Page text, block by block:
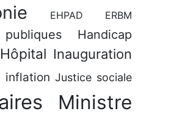
EHPAD ERBM
Handicap
Hôpital Inauguration
inflation Justice sociale
Ministre